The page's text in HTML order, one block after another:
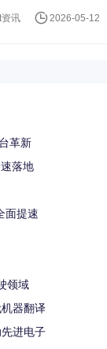
资讯 2026-05-12
革新
落地
面提速
领域
器翻译
进电子